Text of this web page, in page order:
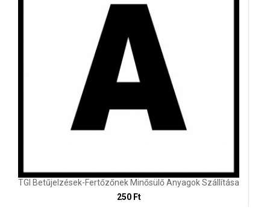
TGI Betűjelzések-Fertőzőnek Minősülő Anyagok Szállítása
250 Ft